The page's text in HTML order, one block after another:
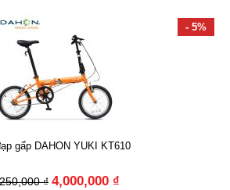
- 5%
gấp DAHON YUKI KT610
₫ 4,000,000 ₫